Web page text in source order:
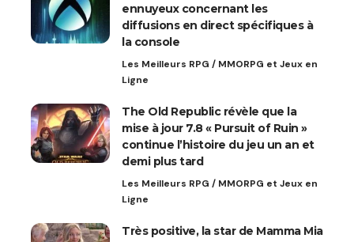
ennuyeux concernant les
diffusions en direct spécifiques à
la console
Les Meilleurs RPG / MMORPG et Jeux en
Ligne
The Old Republic révèle que la
mise à jour 7.8 « Pursuit of Ruin »
continue l’histoire du jeu un an et
demi plus tard
Les Meilleurs RPG / MMORPG et Jeux en
Ligne
Très positive, la star de Mamma Mia